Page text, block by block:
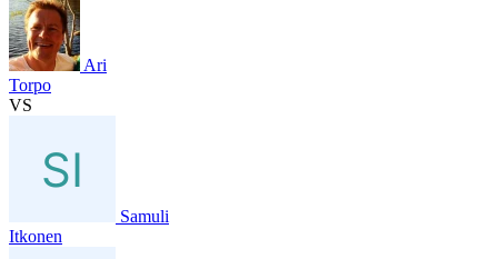
Ari
Torpo
VS
Samuli
Itkonen